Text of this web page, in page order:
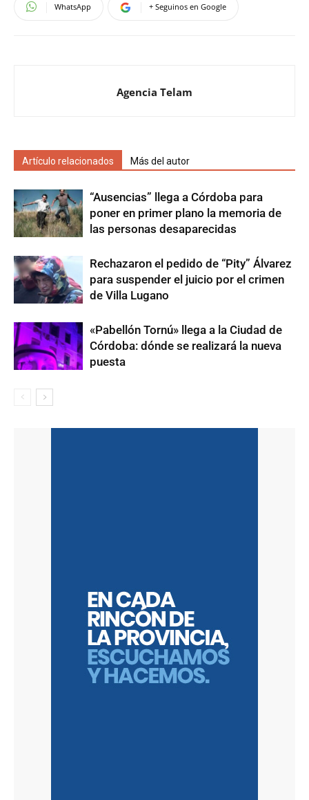
WhatsApp + Seguinos en Google
Agencia Telam
Artículo relacionados Más del autor
“Ausencias” llega a Córdoba para
poner en primer plano la memoria de
las personas desaparecidas
Rechazaron el pedido de “Pity” Álvarez
para suspender el juicio por el crimen
de Villa Lugano
«Pabellón Tornú» llega a la Ciudad de
Córdoba: dónde se realizará la nueva
puesta